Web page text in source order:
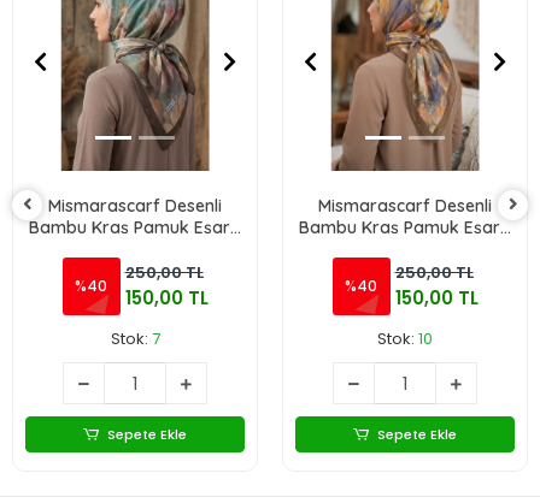
Mismarascarf Desenli
Bambu Kraş Pamuk Eşarp
%40
250,00 TL
150,00 TL
Stok: 7
Sepete Ekle
Mismarascarf Desenli
Bambu Kraş Pamuk Eşarp
%40
250,00 TL
150,00 TL
Stok: 10
Sepete Ekle